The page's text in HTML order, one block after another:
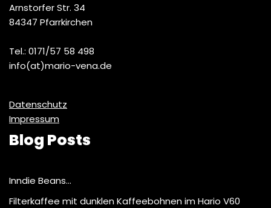
Arnstorfer Str. 34
84347 Pfarrkirchen
Tel.: 0171/57 58 498
info(at)mario-vena.de
Datenschutz
Impressum
Blog Posts
Inndie Beans…
Filterkaffee mit dunklen Kaffeebohnen im Hario V60